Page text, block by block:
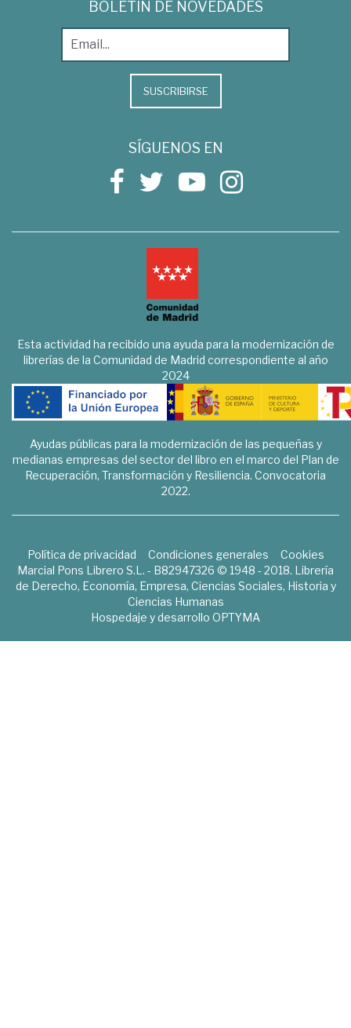
BOLETÍN DE NOVEDADES
SUSCRIBIRSE
SÍGUENOS EN
Esta actividad ha recibido una ayuda para la modernización de
librerías de la Comunidad de Madrid correspondiente al año
2024
Ayudas públicas para la modernización de las pequeñas y
medianas empresas del sector del libro en el marco del Plan de
Recuperación, Transformación y Resiliencia. Convocatoria
2022.
Política de privacidad Condiciones generales
Cookies
Marcial Pons Librero S.L. - B82947326 © 1948 - 2018. Librería
de Derecho, Economía, Empresa, Ciencias Sociales, Historia y
Ciencias Humanas
Hospedaje y desarrollo OPTYMA